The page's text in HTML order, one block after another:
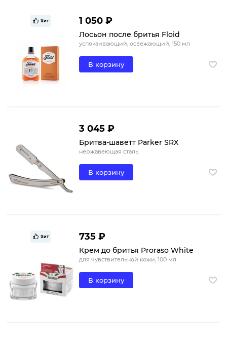
Хит 1 050 ₽
Лосьон после бритья Floid
успокаивающий, освежающий, 150 мл
В корзину
3 045 ₽
Бритва-шаветт Parker SRX
нержавеющая сталь
В корзину
Хит 735 ₽
Крем до бритья Proraso White
для чувствительной кожи, 100 мл
В корзину